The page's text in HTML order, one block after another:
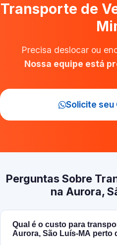
Transporte de
Precisa deslocar ou
Nossa equipe está
Solicite
Perguntas Sobre
na Aurora,
Qual é o custo para
Aurora, São Luís‑MA perto